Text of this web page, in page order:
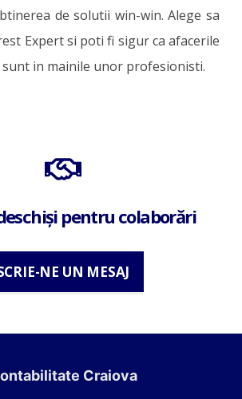
de solutii win-win. Alege sa
Expert si poti fi sigur ca afacerile
sunt in mainile unor profesionisti.
pentru colaborări
NE UN MESAJ
Craiova